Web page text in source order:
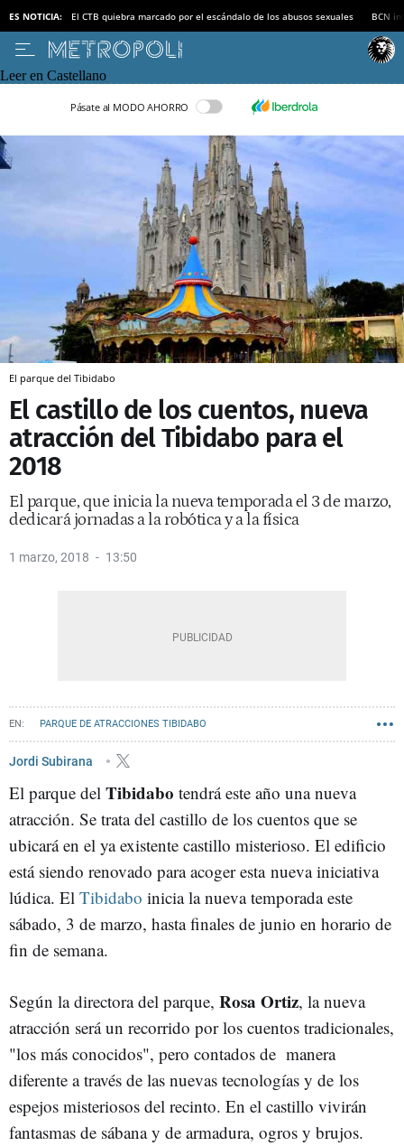
ES NOTICIA: El CTB quiebra marcado por el escándalo de los abusos sexuales BCN
Leer en Castellano
Pásate al MODO AHORRO
El parque del Tibidabo
El castillo de los cuentos, nueva
atracción del Tibidabo para el
2018
El parque, que inicia la nueva temporada el 3 de marzo,
dedicará jornadas a la robótica y a la física
1 marzo, 2018 13:50
PARQUE DE ATRACCIONES TIBIDABO
Jordi Subirana
El parque del Tibidabo tendrá este año una nueva
atracción. Se trata del castillo de los cuentos que se
ubicará en el ya existente castillo misterioso. El edificio
está siendo renovado para acoger esta nueva iniciativa
lúdica. El Tibidabo inicia la nueva temporada este
sábado, 3 de marzo, hasta finales de junio en horario de
fin de semana.
Según la directora del parque, Rosa Ortiz, la nueva
atracción será un recorrido por los cuentos tradicionales,
"los más conocidos", pero contados de manera
diferente a través de las nuevas tecnologías y de los
espejos misteriosos del recinto. En el castillo vivirán
fantasmas de sábana y de armadura, ogros y brujos.